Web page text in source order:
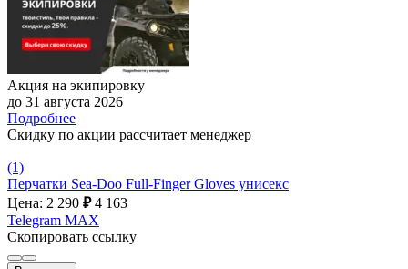
Акция на экипировку
до 31 августа 2026
Подробнее
Скидку по акции рассчитает менеджер
(1)
Перчатки Sea-Doo Full-Finger Gloves унисекс
Цена: 2 290 ₽ 4 163
Telegram MAX
Скопировать ссылку